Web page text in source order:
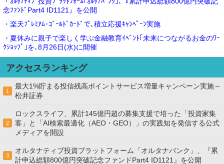
念ﾌｧﾝﾄﾞPart4 ID1121』を公開
・楽天ﾌﾟﾚﾐｱﾑ･ｺﾞｰﾙﾄﾞｶｰﾄﾞで､積立応援ｷｬﾝﾍﾟｰﾝ実施
・夏休みに親子で楽しく学ぶ金融教育ｲﾍﾞﾝﾄ｢未来につながるお金のﾜｰ
ｸｼｮｯﾌﾟ｣を､8月26日(水)に開催
アクセスランキング
1
最大1%貯まる投信残高ポイントサービス増量キャンペーン実施～
松井証券
2
ロックスライフ、累計145億円超の募集支援で培った「投資家集
客」と「AI検索最適化（AEO・GEO）」の実践知を発信する公式
メディアを開設
3
オルタナティブ投資プラットフォーム「オルタナバンク」、『累
計申込総額800億円突破記念ファンドPart4 ID1121』を公開